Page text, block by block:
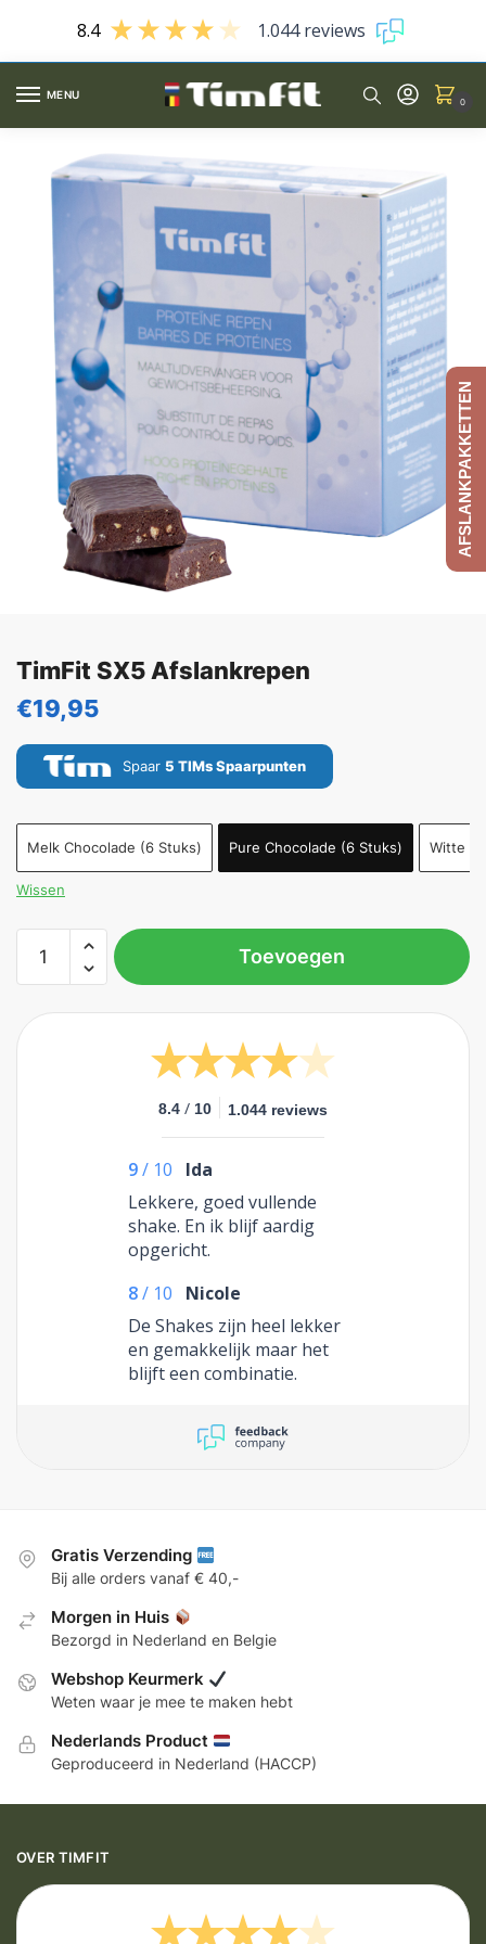
8.4 1.044 reviews
MENU
0
TimFit SX5 Afslankrepen
€19,95
Spaar 5 TIMs Spaarpunten
Melk Chocolade (6 Stuks) Pure Chocolade (6 Stuks) Witte
Wissen
Toevoegen
8.4 / 10 1.044 reviews
9/ 10
Ida
Lekkere, goed vullende
shake. En ik blijf aardig
opgericht.
8/ 10
Nicole
De Shakes zijn heel lekker
en gemakkelijk maar het
blijft een combinatie.
Gratis Verzending
Bij alle orders vanaf € 40,-
Morgen in Huis
Bezorgd in Nederland en Belgie
Webshop Keurmerk
Weten waar je mee te maken hebt
Nederlands Product
Geproduceerd in Nederland (HACCP)
OVER TIMFIT
AFSLANKPAKKETTEN